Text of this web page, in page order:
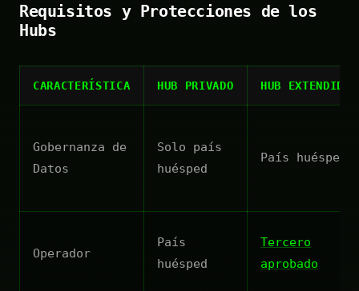
Requisitos y Protecciones de los
Hubs
CARACTERÍSTICA HUB PRIVADO HUB EXTENDIDO
Gobernanza de
Datos
Solo país
huésped
País huésped
Operador
País
huésped
Tercero
aprobado